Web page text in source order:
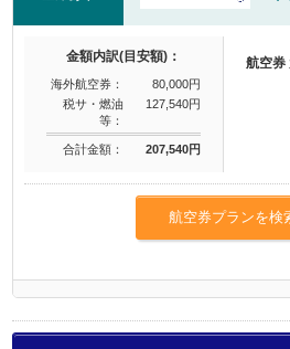
金額内訳(目安額)：
海外航空券：
80,000円
税サ・燃油
等：
127,540円
合計金額： 207,540円
航空券
航空券プランを検